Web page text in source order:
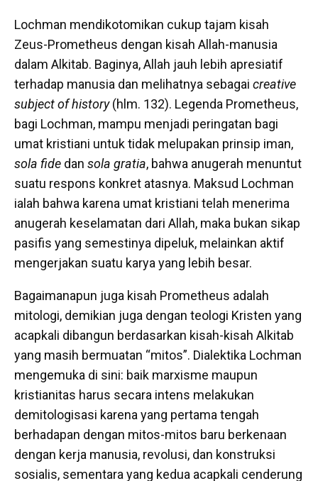
Lochman mendikotomikan cukup tajam kisah
Zeus-Prometheus dengan kisah Allah-manusia
dalam Alkitab. Baginya, Allah jauh lebih apresiatif
terhadap manusia dan melihatnya sebagai creative
subject of history(hlm. 132). Legenda Prometheus,
bagi Lochman, mampu menjadi peringatan bagi
umat kristiani untuk tidak melupakan prinsip iman,
sola fide dan sola gratia, bahwa anugerah menuntut
suatu respons konkret atasnya. Maksud Lochman
ialah bahwa karena umat kristiani telah menerima
anugerah keselamatan dari Allah, maka bukan sikap
pasifis yang semestinya dipeluk, melainkan aktif
mengerjakan suatu karya yang lebih besar.
Bagaimanapun juga kisah Prometheus adalah
mitologi, demikian juga dengan teologi Kristen yang
acapkali dibangun berdasarkan kisah-kisah Alkitab
yang masih bermuatan “mitos”. Dialektika Lochman
mengemuka di sini: baik marxisme maupun
kristianitas harus secara intens melakukan
demitologisasi karena yang pertama tengah
berhadapan dengan mitos-mitos baru berkenaan
dengan kerja manusia, revolusi, dan konstruksi
sosialis, sementara yang kedua acapkali cenderung